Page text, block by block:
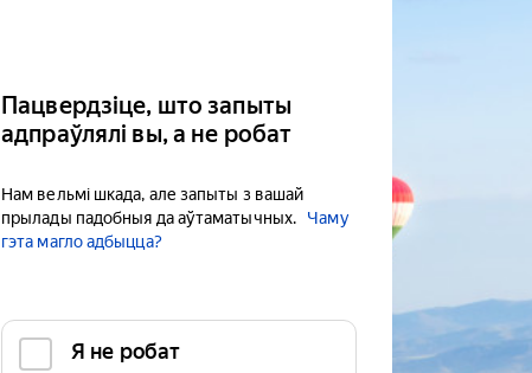
Пацвердзіце, што запыты
адпраўлялі вы, а не робат
Нам вельмі шкада, але запыты з вашай
прылады падобныя да аўтаматычных.
Чаму
гэта магло адбыцца?
Я не робат